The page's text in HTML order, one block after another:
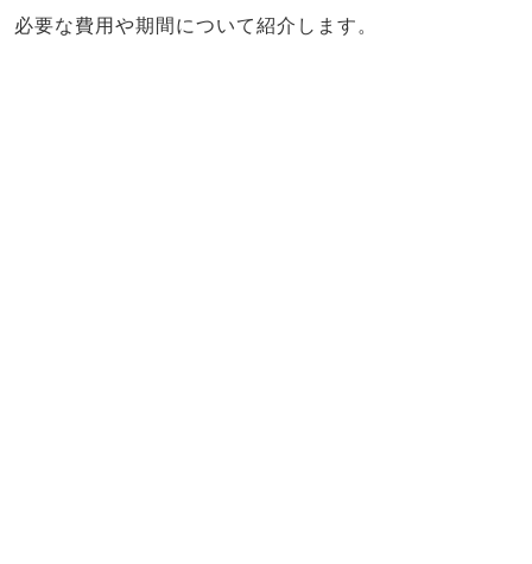
必要な費用や期間について紹介します。